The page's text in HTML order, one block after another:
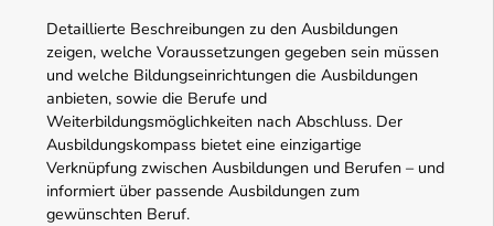
Detaillierte Beschreibungen zu den Ausbildungen
zeigen, welche Voraussetzungen gegeben sein müssen
und welche Bildungseinrichtungen die Ausbildungen
anbieten, sowie die Berufe und
Weiterbildungsmöglichkeiten nach Abschluss. Der
Ausbildungskompass bietet eine einzigartige
Verknüpfung zwischen Ausbildungen und Berufen – und
informiert über passende Ausbildungen zum
gewünschten Beruf.